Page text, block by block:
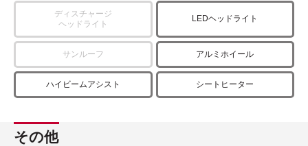
ディスチャージ
ヘッドライト
LEDヘッドライト
サンルーフ アルミホイール
ハイビームアシスト シートヒーター
その他